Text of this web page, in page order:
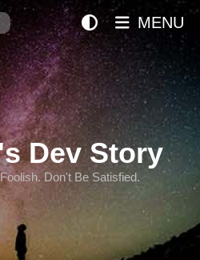
Search
Dev Story
Don't Be Satisfied.
MENU